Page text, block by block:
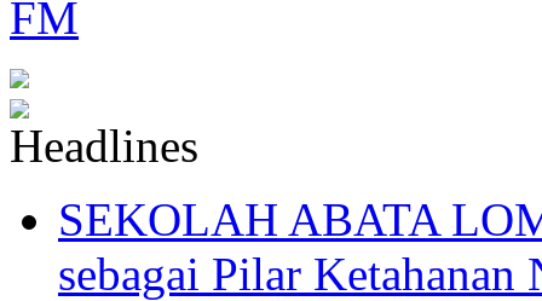
SEKOLAH ABATA
sebagai Pilar Ketahanan